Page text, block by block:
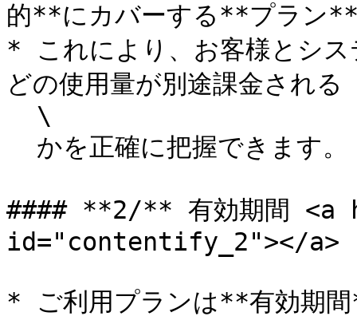
的**にカバーする**プラン
* これにより、お客様とシス
どの使用量が別途課金される
#### **2/** 有効期間
id="contentify_2"></a>
* ご利用プランは**有効期